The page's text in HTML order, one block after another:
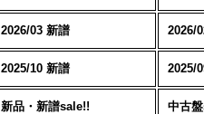
2026/03 新譜 2026/
2025/10 新譜 2025/
新品・新譜sale!! 中古